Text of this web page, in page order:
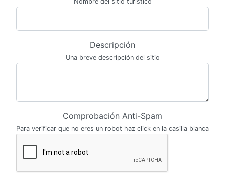
Nombre del sitio turístico
Descripción
Una breve descripción del sitio
Comprobación Anti-Spam
Para verificar que no eres un robot haz click en la casilla blanca